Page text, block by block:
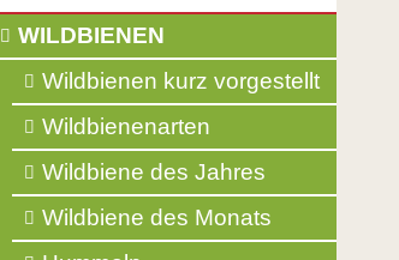
Pflanzlisten und Leitfäden
Online-Lernplattform
Gartentipps des Monats
Frühblüher im Garten
Balkonpflanzen für Bienen
Navigation
WILDBIENEN
Wildbienen kurz vorgestellt
Wildbienenarten
Wildbiene des Jahres
Wildbiene des Monats